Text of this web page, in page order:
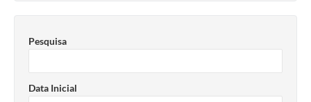
Pesquisa
Data Inicial